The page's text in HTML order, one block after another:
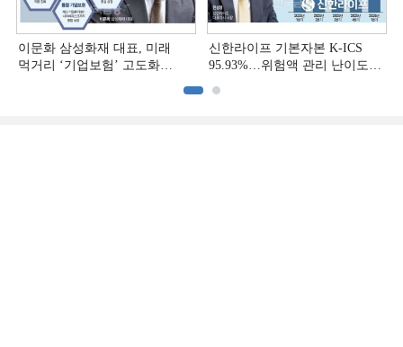
이문화 삼성화재 대표, 미래
먹거리 ‘기업보험’ 고도화
신한라이프 기본자본 K-ICS
95.93%…위험액 관리 난이도